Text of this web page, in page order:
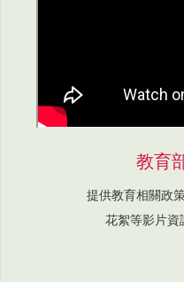
教育
提供教育相關政
花絮等影片資